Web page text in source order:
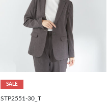
SALE
STP2551-30_T